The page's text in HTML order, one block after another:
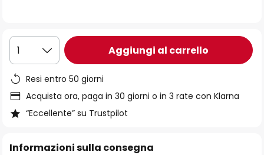
1 Aggiungi al carrello
Resi entro 50 giorni
Acquista ora, paga in 30 giorni o in 3 rate con Klarna
“Eccellente” su Trustpilot
Informazioni sulla consegna